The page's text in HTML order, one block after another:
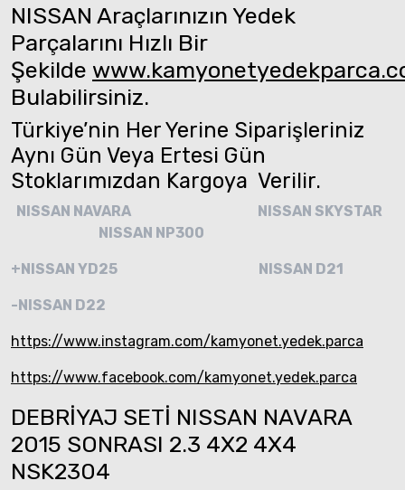
NISSAN Araçlarınızın Yedek
Parçalarını Hızlı Bir
Şekilde
Bulabilirsiniz.
Türkiye’nin Her Yerine Siparişleriniz
Aynı Gün Veya Ertesi Gün
Stoklarımızdan Kargoya Verilir.
NISSAN NAVARA
NISSAN SKYSTAR
NISSAN NP300
+NISSAN YD25 NISSAN D21
-NISSAN D22
https://www.instagram.com/kamyonet.yedek.parca
https://www.facebook.com/kamyonet.yedek.parca
DEBRİYAJ SETİ NISSAN NAVARA
2015 SONRASI 2.3 4X2 4X4
NSK2304